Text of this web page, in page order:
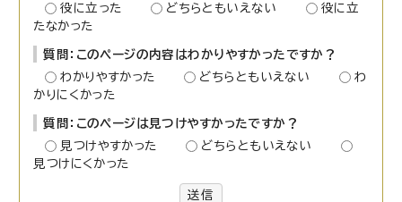
役に立った
どちらともいえない
役に立
たなかった
質問：このページの内容はわかりやすかったですか？
わかりやすかった
どちらともいえない
わ
かりにくかった
質問：このページは見つけやすかったですか？
見つけやすかった
どちらともいえない
見つけにくかった
送信